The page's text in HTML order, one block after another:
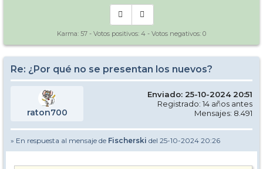
Karma: 57 - Votos positivos: 4 - Votos negativos: 0
Re: ¿Por qué no se presentan los nuevos?
raton700
Enviado: 25-10-2024 20:51
Registrado: 14 años antes
Mensajes: 8.491
» En respuesta al mensaje de Fischerski del 25-10-2024 20:26